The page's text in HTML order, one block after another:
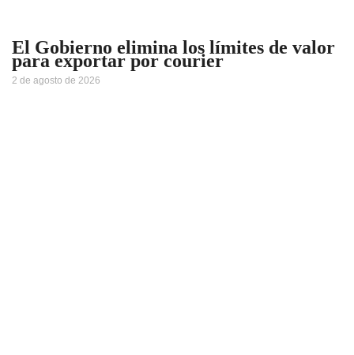
El Gobierno elimina los límites de valor
para exportar por courier
2 de agosto de 2026